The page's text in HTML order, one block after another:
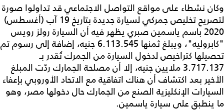
وكان نشطاء على مواقع التواصل الاجتماعي قد تداولوا صورة
لتصريح تخليص جمركي لسيارة جديدة بتاريخ 19 آب (أغسطس)
2020 باسم ياسمين صبري يظهر فيه أن السيارة رولز رويس
"كابروليه"، ويبلغ ثمنها 6.113.545 جنيه، إضافة إلى رسوم تم
تحصيلها كتراخيص لدخول السيارة من الجمرك تُقدر بـ
3.717.137 ملايين جنيه، إلا أن مصلحة الجمارك ردّت المبلغ
الأخير بعد اكتشاف أن هناك اتفاقية مع الاتحاد الأوروبي بإعفاء
السيارات الإنكليزية الصنع من الجمارك حال دخولها مصر، وهو
ما ينطبق على سيارة ياسمين.